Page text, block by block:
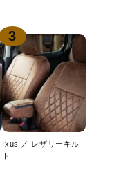
3
Ixus ／ レザリーキル
ト